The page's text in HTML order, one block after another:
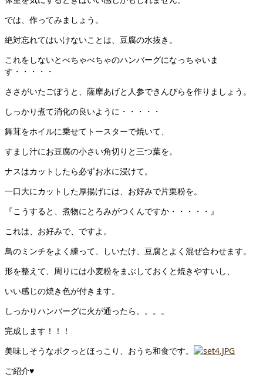
では、作ってみましょう。
絶対忘れてはいけないことは、豆腐の水抜き。
これをしないとべちゃべちゃのハンバーグになっちゃいま
す・・・・・
ささがいたごぼうと、薩摩あげと人参できんぴらを作りましょう。
しっかり煮て消化の良いように・・・・・
舞茸をホイルに乗せてトースターで焼いて、
すまし汁にお豆腐の小さい角切りと三つ葉を。
ナスはカットしたら必ずお水に浸けて。
一口大にカットした厚揚げには、お好みで片栗粉を。
『こうすると、煮物にとろみがつくんですか・・・・・』
これは、お好みで、ですよ。
鳥のミンチをよく練って、しいたけ、豆腐とよく混ぜ合わせます。
形を整えて、周りには小麦粉をまぶしておくと焼きやすいし、
いい感じの焼き色が付きます。
しっかりハンバーグに火が通ったら。。。。
完成します！！！
美味しそうなポクっとほっこり、おうち和食です。
ご紹介♥